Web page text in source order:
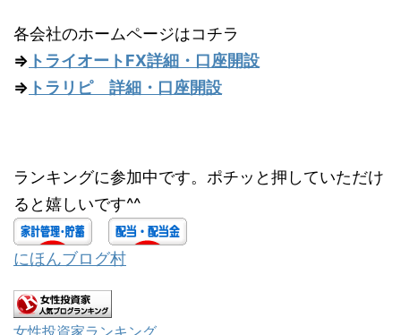
各会社のホームページはコチラ
⇒ トライオートFX詳細・口座開設
⇒ トラリピ 詳細・口座開設
ランキングに参加中です。ポチッと押していただけ
ると嬉しいです^^
にほんブログ村